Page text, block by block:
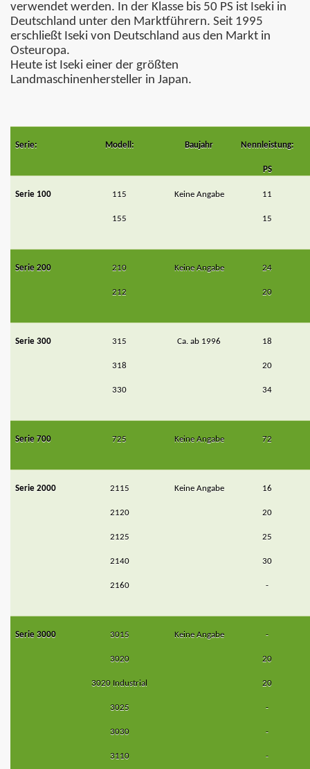
verwendet werden. In der Klasse bis 50 PS ist Iseki in
Deutschland unter den Marktführern. Seit 1995
erschließt Iseki von Deutschland aus den Markt in
Osteuropa.
Heute ist Iseki einer der größten
Landmaschinenhersteller in Japan.
Serie: Modell: Baujahr Nennleistung:
PS
Serie 100 115
155
Keine Angabe 11
15
Serie 200 210
212
Keine Angabe 24
20
Serie 300 315
318
330
Ca. ab 1996 18
20
34
Serie 700 725 Keine Angabe 72
Serie 2000 2115
2120
2125
2140
2160
Keine Angabe 16
20
25
30
-
Serie 3000 3015
3020
3020 Industrial
3025
3030
3110
Keine Angabe -
20
20
-
-
-